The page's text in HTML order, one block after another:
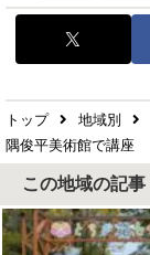
トップ 地域別
隅俊平美術館で講座
この地域の記事